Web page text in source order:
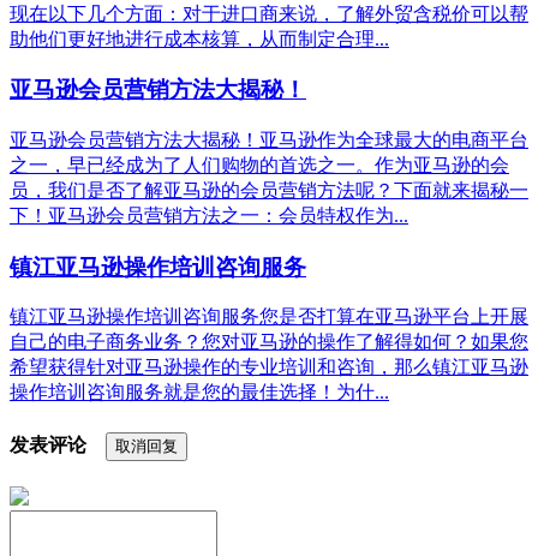
现在以下几个方面：对于进口商来说，了解外贸含税价可以帮
助他们更好地进行成本核算，从而制定合理...
亚马逊会员营销方法大揭秘！
亚马逊会员营销方法大揭秘！亚马逊作为全球最大的电商平台
之一，早已经成为了人们购物的首选之一。作为亚马逊的会
员，我们是否了解亚马逊的会员营销方法呢？下面就来揭秘一
下！亚马逊会员营销方法之一：会员特权作为...
镇江亚马逊操作培训咨询服务
镇江亚马逊操作培训咨询服务您是否打算在亚马逊平台上开展
自己的电子商务业务？您对亚马逊的操作了解得如何？如果您
希望获得针对亚马逊操作的专业培训和咨询，那么镇江亚马逊
操作培训咨询服务就是您的最佳选择！为什...
发表评论 取消回复